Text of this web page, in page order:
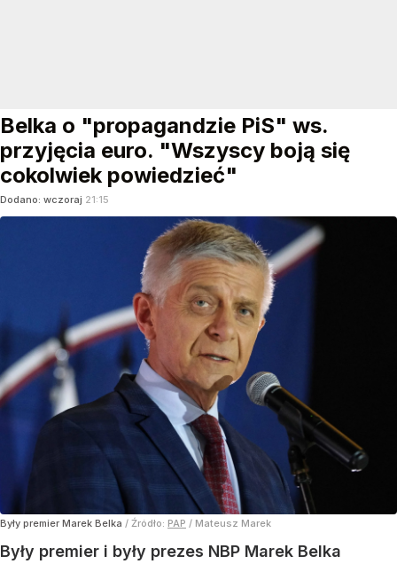
Belka o "propagandzie PiS" ws.
przyjęcia euro. "Wszyscy boją się
cokolwiek powiedzieć"
Dodano: wczoraj 21:15
Były premier Marek Belka / Źródło: PAP / Mateusz Marek
Były premier i były prezes NBP Marek Belka